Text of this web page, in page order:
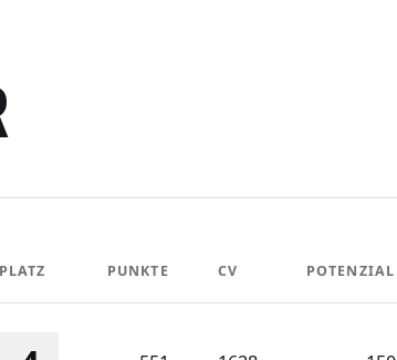
PLATZ PUNKTE CV POTENZIAL